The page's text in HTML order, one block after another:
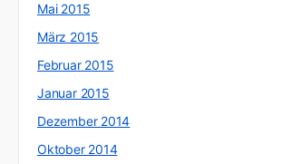
Mai 2015
März 2015
Februar 2015
Januar 2015
Dezember 2014
Oktober 2014